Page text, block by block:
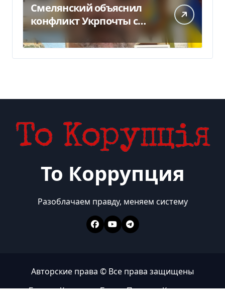
Смелянский объяснил
конфликт Укрпочты с
НБУ из-за платежек
То Коррупция
Разоблачаем правду, меняем систему
Авторские права © Все права защищены
ГлавнаяКоррупцияБизнесПолитикаКонтакты